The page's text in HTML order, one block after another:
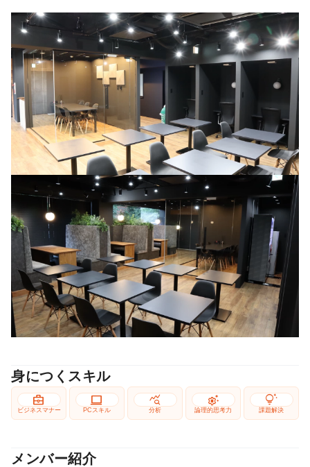
身につくスキル
business_center
ビジネスマナー
computer
PCスキル
query_stats
分析
settings_suggest
論理的思考力
tips_and_updates
課題解決
メンバー紹介